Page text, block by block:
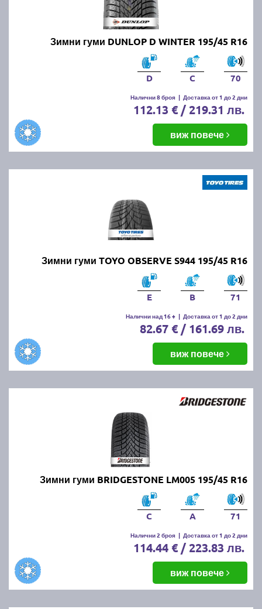
Зимни гуми DUNLOP D WINTER 195/45 R16
D C 70
Налични 8 броя | Доставка от 1 до 2 дни
112.13 € / 219.31 лв.
виж повече
Зимни гуми TOYO OBSERVE S944 195/45 R16
E B 71
Налични над 16 + | Доставка от 1 до 2 дни
82.67 € / 161.69 лв.
виж повече
Зимни гуми BRIDGESTONE LM005 195/45 R16
C A 71
Налични 2 броя | Доставка от 1 до 2 дни
114.44 € / 223.83 лв.
виж повече